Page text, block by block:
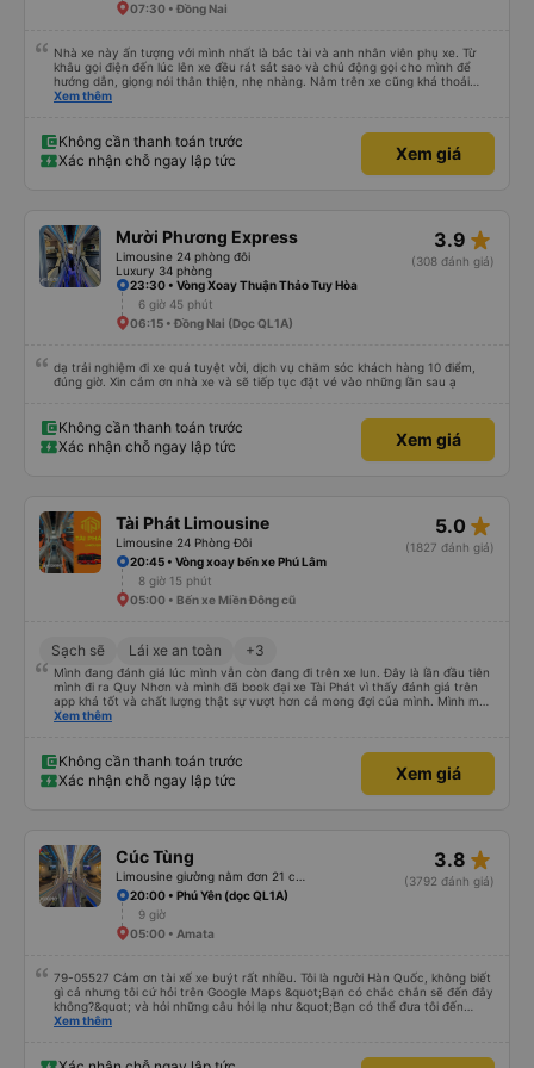
đường này một lần nữa vào tuần tới.
07:30 • Đồng Nai
Nhà xe này ấn tượng với mình nhất là bác tài và anh nhân viên phụ xe. Từ
khâu gọi điện đến lúc lên xe đều rát sát sao và chủ động gọi cho mình để
hướng dẫn, giọng nói thân thiện, nhẹ nhàng. Nằm trên xe cũng khá thoải
mái, chăn nệm nước suối đầy đủ. Chuyến xe của mình hầu hết là các cô bác
nhưng các anh hướng dẫn mình xuống ở đây không có ma nào dám chở đâu
( vì đây là địa bàn của thế lực xe ôm ngầm, dân chơi cỏ kẹo ke...) Và thế là
mình được chở xuống Ngã 3 thành , nơi sáng sủa an toàn hơn. Một Chuyến
Xem thêm
Không cần thanh toán trước
Xác nhận chỗ ngay lập tức
Xem giá
Mười Phương Express
Limousine 24 phòng đôi
Luxury 34 phòng
3.9 star_rate
(308 đánh giá)
23:30 • Vòng Xoay Thuận Thảo Tuy Hòa
6 giờ 45 phút
06:15 • Đồng Nai (Dọc QL1A)
dạ trải nghiệm đi xe quá tuyệt vời, dịch vụ chăm sóc khách hàng 10 điểm,
đúng giờ. Xin cảm ơn nhà xe và sẽ tiếp tục đặt vé vào những lần sau ạ
Không cần thanh toán trước
Xác nhận chỗ ngay lập tức
Xem giá
Tài Phát Limousine
Limousine 24 Phòng Đôi
5.0 star_rate
(1827 đánh giá)
20:45 • Vòng xoay bến xe Phú Lâm
8 giờ 15 phút
05:00 • Bến xe Miền Đông cũ
Sạch sẽ Lái xe an toàn +3
Mình đang đánh giá lúc mình vẫn còn đang đi trên xe lun. Đây là lần đầu tiên
mình đi ra Quy Nhơn và mình đã book đại xe Tài Phát vì thấy đánh giá trên
app khá tốt và chất lượng thật sự vượt hơn cả mong đợi của mình. Mình mua
giường đôi và vừa đủ cho 2 người. Nhân viên của nhà xe phải nói là siêu nhiệt
trung chuyển và lên xe lớn thì luôn hỗ trợ xách vali giùm tụi mình. Trên xe thì
có cả bánh và sữa miễn phí cho khách còn chuẩn bị cả thuốc say xe, dép,
mền, gối và đặc biệt là có gối ôm. Nchung là phải chấm nhà xe 10 sao mới
Xem thêm
Không cần thanh toán trước
Xác nhận chỗ ngay lập tức
Xem giá
Cúc Tùng 3.8 star_rate
(3792 đánh giá)
20:00 • Phú Yên (dọc QL1A)
9 giờ
05:00 • Amata
79-05527 Cảm ơn tài xế xe buýt rất nhiều. Tôi là người Hàn Quốc, không biết
gì cả nhưng tôi cứ hỏi trên Google Maps &quot;Bạn có chắc chắn sẽ đến đây
không?&quot; và hỏi những câu hỏi lạ như &quot;Bạn có thể đưa tôi đến
khách sạn của chúng tôi không?&quot; Nhưng tài xế đã quan tâm. của mọi
limousine vào buổi sáng. ngu ngốc đến mức tôi nghĩ tài xế đã giúp tôi. Nếu
Xem thêm